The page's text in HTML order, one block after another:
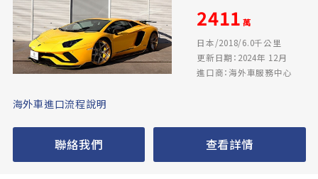
2411 萬
日本/2018/6.0千公里
更新日期：2024年 12月
進口商：海外車服務中心
海外車進口流程說明
聯絡我們 查看詳情